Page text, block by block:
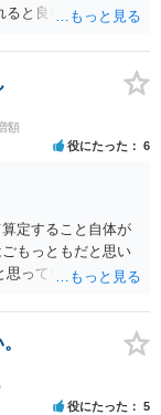
ると良いと思いま
めに金銭的不利益が
うかは別として、話
を目指すよりは、
はあります。
額
役にたった 6
定すること自体が
もっともだと思い
思っているからこそ
「おかしい」請求
成功報酬を算定す
あるように思いま
ジを併用したり、
たり、できるだけ
役にたった 5